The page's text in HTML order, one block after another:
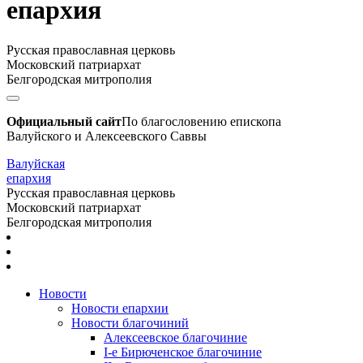
епархия
Русская православная церковь
Московский патриархат
Белгородская митрополия
Официальный сайтПо благословению епископа
Валуйского и Алексеевского Саввы
Валуйская
епархия
Русская православная церковь
Московский патриархат
Белгородская митрополия
Новости
Новости епархии
Новости благочиний
Алексеевское благочиние
I-е Бирюченское благочиние